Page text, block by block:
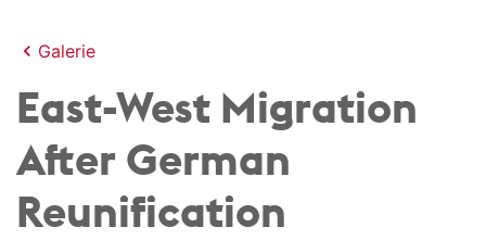
Galerie
East-West Migration
After German
Reunification